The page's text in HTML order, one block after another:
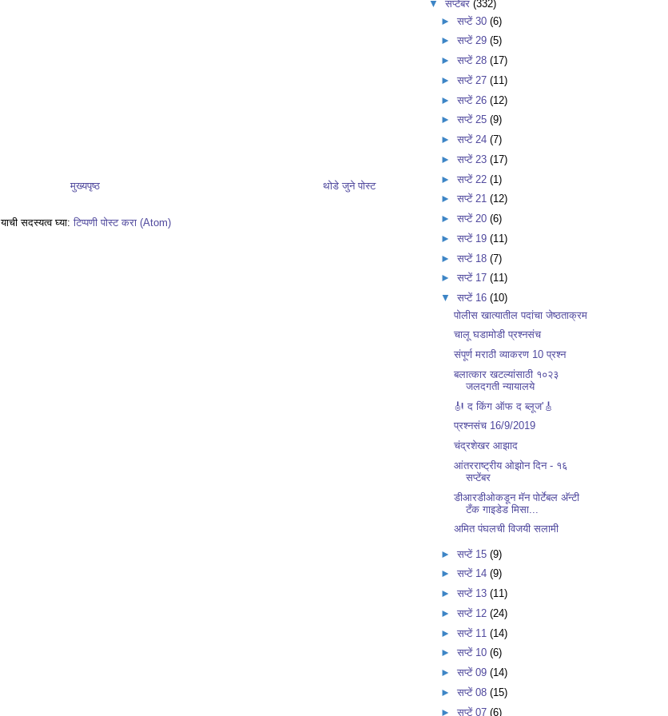
थोडे जुने पोस्ट
मुख्यपृष्ठ
याची सदस्यत्व घ्या: टिप्पणी पोस्ट करा (Atom)
▼ सप्टेंबर (332)
►सप्टें 30(6)
►सप्टें 29(5)
►सप्टें 28(17)
►सप्टें 27(11)
►सप्टें 26(12)
►सप्टें 25(9)
►सप्टें 24(7)
►सप्टें 23(17)
►सप्टें 22(1)
►सप्टें 21(12)
►सप्टें 20(6)
►सप्टें 19(11)
►सप्टें 18(7)
►सप्टें 17(11)
▼सप्टें 16(10)
पोलीस खात्यातील पदांचा जेष्ठताक्रम
चालू घडामोडी प्रश्नसंच
संपूर्ण मराठी व्याकरण 10 प्रश्न
बलात्कार खटल्यांसाठी १०२३
जलदगती न्यायालये
🎻 द किंग ऑफ द ब्लूज'🎸
प्रश्नसंच 16/9/2019
चंद्रशेखर आझाद
आंतरराष्ट्रीय ओझोन दिन - १६
सप्टेंबर
​​डीआरडीओकडून मॅन पोर्टेबल अ‍ॅन्टी
टँक गाइडेड मिसा...
अमित पंघलची विजयी सलामी
►सप्टें 15(9)
►सप्टें 14(9)
►सप्टें 13(11)
►सप्टें 12(24)
►सप्टें 11(14)
►सप्टें 10(6)
►सप्टें 09(14)
►सप्टें 08(15)
►सप्टें 07(6)